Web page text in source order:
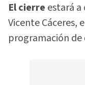
El cierre estará
Vicente Cáceres,
programación